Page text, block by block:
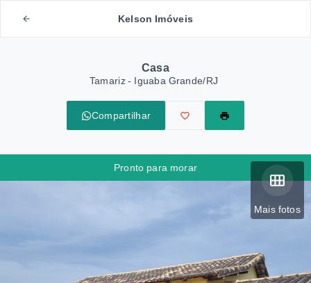
Kelson Imóveis
Casa
Tamariz - Iguaba Grande/RJ
Compartilhar
Mais fotos
Pronto para morar